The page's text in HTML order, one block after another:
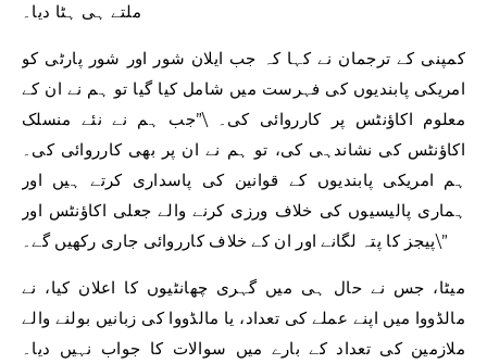
ملتے ہی ہٹا دیا۔
کمپنی کے ترجمان نے کہا کہ جب ایلان شور اور شور پارٹی کو
امریکی پابندیوں کی فہرست میں شامل کیا گیا تو ہم نے ان کے
معلوم اکاؤنٹس پر کارروائی کی۔ \”جب ہم نے نئے منسلک
اکاؤنٹس کی نشاندہی کی، تو ہم نے ان پر بھی کارروائی کی۔
ہم امریکی پابندیوں کے قوانین کی پاسداری کرتے ہیں اور
ہماری پالیسیوں کی خلاف ورزی کرنے والے جعلی اکاؤنٹس اور
پیجز کا پتہ لگانے اور ان کے خلاف کارروائی جاری رکھیں گے۔\”
میٹا، جس نے حال ہی میں گہری چھانٹیوں کا اعلان کیا، نے
مالڈووا میں اپنے عملے کی تعداد، یا مالڈووا کی زبانیں بولنے والے
ملازمین کی تعداد کے بارے میں سوالات کا جواب نہیں دیا۔